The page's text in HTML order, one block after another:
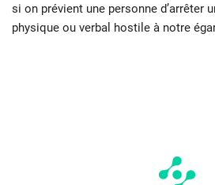
si on prévient une personne d’arrêter
physique ou verbal hostile à notre